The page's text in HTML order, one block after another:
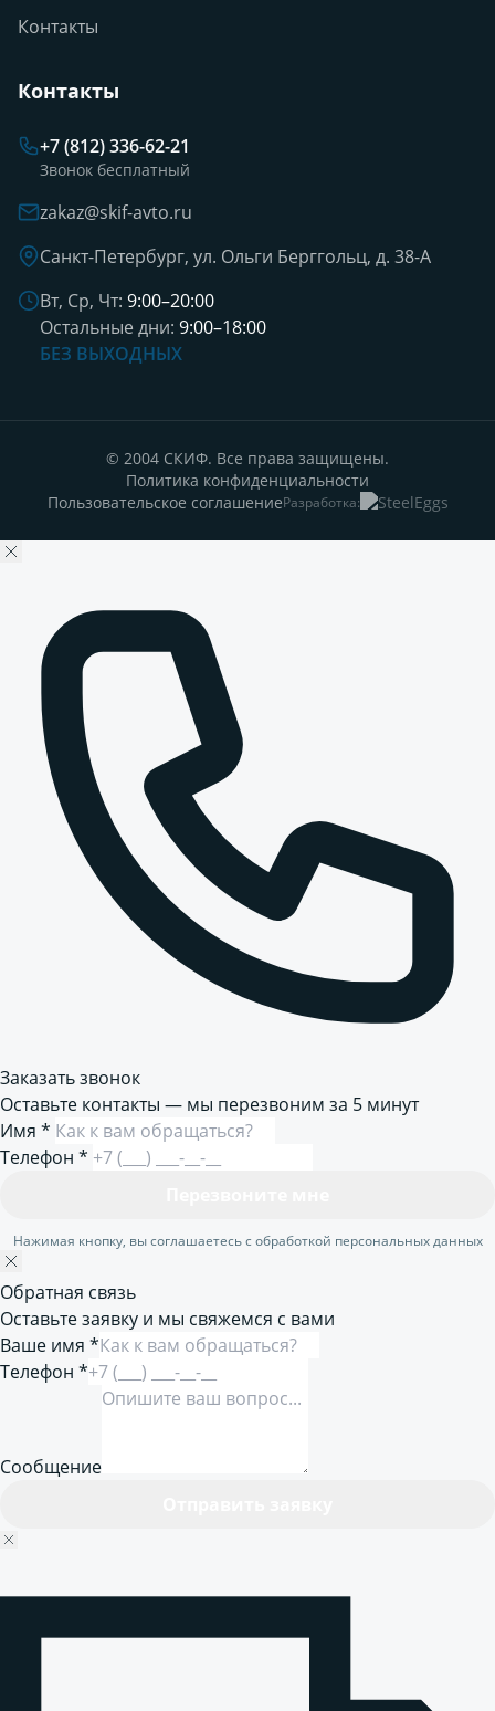
Контакты
Контакты
+7 (812) 336-62-21
Звонок бесплатный
zakaz@skif-avto.ru
Санкт-Петербург, ул. Ольги Берггольц, д. 38-А
Вт, Ср, Чт: 9:00–20:00
Остальные дни: 9:00–18:00
БЕЗ ВЫХОДНЫХ
© 2004 СКИФ. Все права защищены.
Политика конфиденциальности
Пользовательское соглашениеРазработка:
Заказать звонок
Оставьте контакты — мы перезвоним за 5 минут
Имя *
Телефон *
Нажимая кнопку, вы соглашаетесь с обработкой персональных данных
Обратная связь
Оставьте заявку и мы свяжемся с вами
Ваше имя *
Телефон *
Сообщение